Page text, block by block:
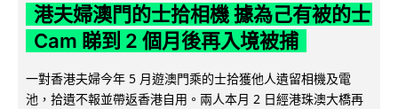
港夫婦澳門的士拾相機 據為己有被的士
Cam 睇到 2 個月後再入境被捕
一對香港夫婦今年 5 月遊澳門乘的士拾獲他人遺留相機及電
池，拾遺不報並帶返香港自用。兩人本月 2 日經港珠澳大橋再